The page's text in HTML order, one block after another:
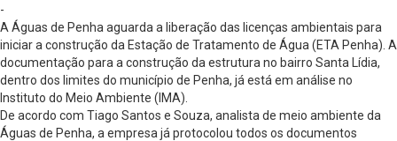
-
A Águas de Penha aguarda a liberação das licenças ambientais para
iniciar a construção da Estação de Tratamento de Água (ETA Penha). A
documentação para a construção da estrutura no bairro Santa Lídia,
dentro dos limites do município de Penha, já está em análise no
Instituto do Meio Ambiente (IMA).
De acordo com Tiago Santos e Souza, analista de meio ambiente da
Águas de Penha, a empresa já protocolou todos os documentos